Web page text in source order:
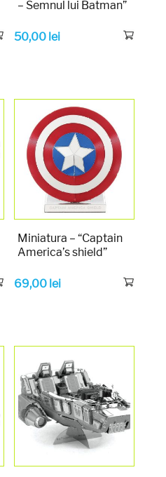
– Semnul lui Batman”
50,00 lei
Miniatura – “Captain
America’s shield”
69,00 lei